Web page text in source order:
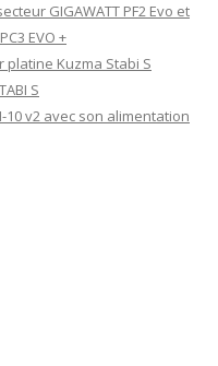
GIGAWATT PF2 Evo et
EVO +
platine Kuzma Stabi S
S
10 v2 avec son alimentation